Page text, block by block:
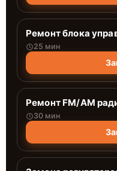
Ремонт блока
25 мин
Ремонт FM/AM
30 мин